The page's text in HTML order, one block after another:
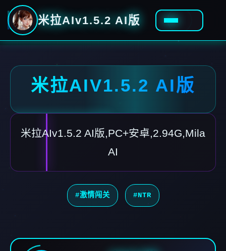
米拉AIv1.5.2 AI版
米拉AIV1.5.2 AI版
米拉AIv1.5.2 AI版,PC+安卓,2.94G,Mila
AI
#激情闯关 #NTR